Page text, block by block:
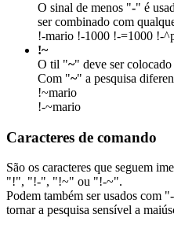
O sinal de menos "-" é
ser combinado com
!-mario !-1000 !-=1000 !-
!~
O til "~" deve ser
Com "~" a pesquisa
!~mario
!-~mario
Caracteres de comando
São os caracteres que seguem
"!", "!-", "!~" ou "!-~".
Podem também ser usados com
tornar a pesquisa sensível a